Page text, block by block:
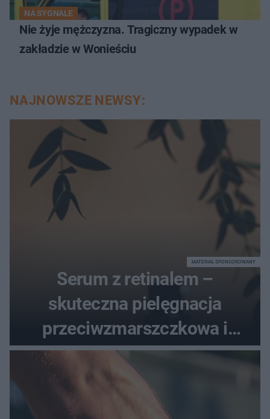
NA SYGNALE
Nie żyje mężczyzna. Tragiczny wypadek w
zakładzie w Wonieściu
NAJNOWSZE NEWSY:
Serum z retinalem –
skuteczna pielęgnacja
przeciwzmarszczkowa i
regenerująca
MATERIAŁ SPONSOROWANY